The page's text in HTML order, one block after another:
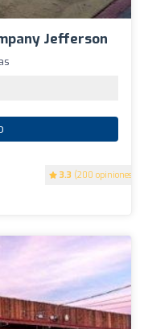
Jefferson
3.3 (200 opiniones)